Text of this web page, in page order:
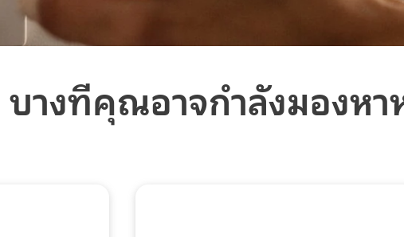
บางทีคุณอาจกำลังมองหา